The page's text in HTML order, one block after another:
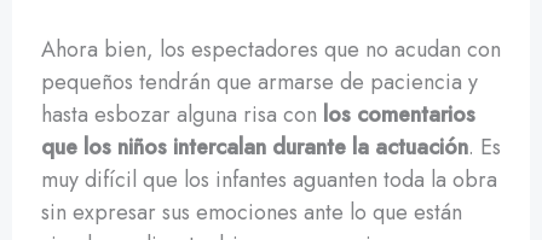
Ahora bien, los espectadores que no acudan con
pequeños tendrán que armarse de paciencia y
hasta esbozar alguna risa con los comentarios
que los niños intercalan durante la actuación. Es
muy difícil que los infantes aguanten toda la obra
sin expresar sus emociones ante lo que están